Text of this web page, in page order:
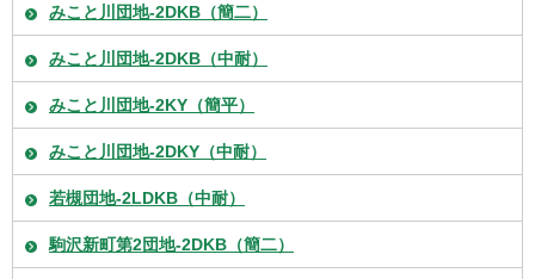
みこと川団地-2DKB（簡二）
みこと川団地-2DKB（中耐）
みこと川団地-2KY（簡平）
みこと川団地-2DKY（中耐）
若槻団地-2LDKB（中耐）
駒沢新町第2団地-2DKB（簡二）